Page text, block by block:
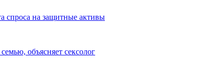
спроса на защитные активы
объясняет сексолог